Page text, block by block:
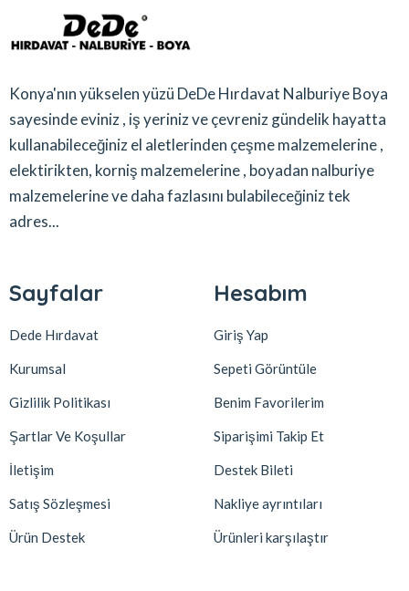
Konya'nın yükselen yüzü DeDe Hırdavat Nalburiye Boya
sayesinde eviniz , iş yeriniz ve çevreniz gündelik hayatta
kullanabileceğiniz el aletlerinden çeşme malzemelerine ,
elektirikten, korniş malzemelerine , boyadan nalburiye
malzemelerine ve daha fazlasını bulabileceğiniz tek
adres...
Sayfalar
Dede Hırdavat
Kurumsal
Gizlilik Politikası
Şartlar Ve Koşullar
İletişim
Satış Sözleşmesi
Ürün Destek
Hesabım
Giriş Yap
Sepeti Görüntüle
Benim Favorilerim
Siparişimi Takip Et
Destek Bileti
Nakliye ayrıntıları
Ürünleri karşılaştır